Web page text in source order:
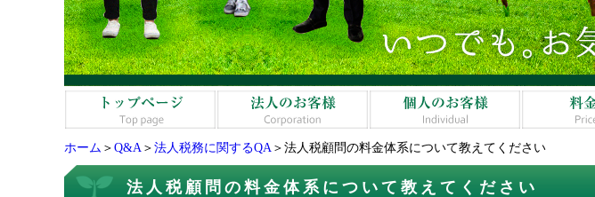
ホーム ＞ Q&A ＞ 法人税務に関するQA ＞法人税顧問の料金体系について教えてください
法人税顧問の料金体系について教えてください